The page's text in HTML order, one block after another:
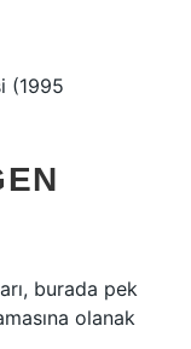
(1995
burada pek
olanak